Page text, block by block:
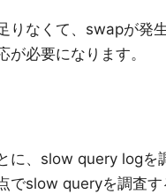
りなくて、swapが発
が必要になります。
に、slow query logを
でslow queryを調査す